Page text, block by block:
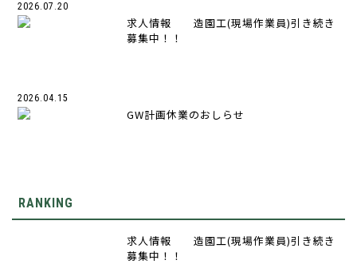
2026.07.20
求人情報 造園工(現場作業員)引き続き
募集中！！
2026.04.15
GW計画休業のおしらせ
RANKING
求人情報 造園工(現場作業員)引き続き
募集中！！